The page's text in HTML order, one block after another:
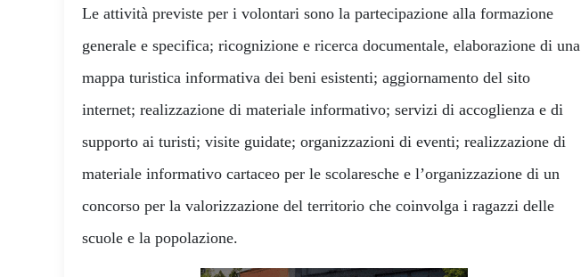
Le attività previste per i volontari sono la partecipazione alla formazione
generale e specifica; ricognizione e ricerca documentale, elaborazione di una
mappa turistica informativa dei beni esistenti; aggiornamento del sito
internet; realizzazione di materiale informativo; servizi di accoglienza e di
supporto ai turisti; visite guidate; organizzazioni di eventi; realizzazione di
materiale informativo cartaceo per le scolaresche e l’organizzazione di un
concorso per la valorizzazione del territorio che coinvolga i ragazzi delle
scuole e la popolazione.